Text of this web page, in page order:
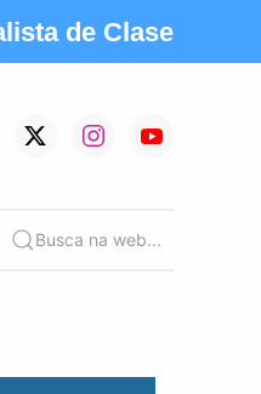
de Clase
Busca na web...